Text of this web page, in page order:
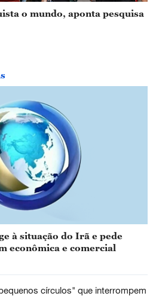
o mundo, aponta pesquisa
à situação do Irã e pede
econômica e comercial
círculos" que interrompem